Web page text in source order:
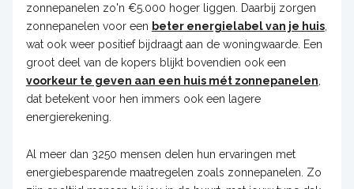
zonnepanelen zo'n €5.000 hoger liggen. Daarbij zorgen
zonnepanelen voor een beter energielabel van je huis,
wat ook weer positief bijdraagt aan de woningwaarde. Een
groot deel van de kopers blijkt bovendien ook een
voorkeur te geven aan een huis mét zonnepanelen
dat betekent voor hen immers ook een lagere
energierekening.
Al meer dan 3250 mensen delen hun ervaringen met
energiebesparende maatregelen zoals zonnepanelen. Zo